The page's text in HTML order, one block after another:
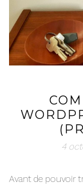
4
Avant de pouvoir